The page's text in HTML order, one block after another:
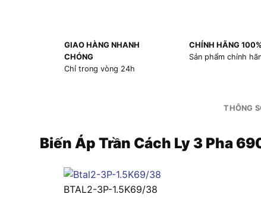
GIAO HÀNG NHANH
CHÓNG
Chỉ trong vòng 24h
CHÍNH HÃNG 100%
Sản phẩm chính
THÔNG
Biến Áp Trần Cách Ly 3 Pha
BTAL2-3P-1.5K69/38